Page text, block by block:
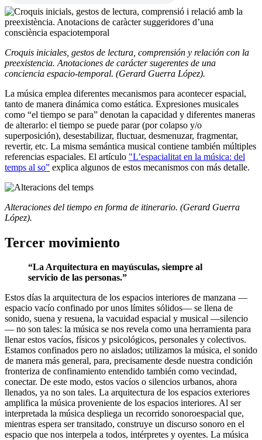
Croquis iniciales, gestos de lectura, comprensión y relación con la
preexistencia. Anotaciones de carácter sugerentes de una
conciencia espacio-temporal. (Gerard Guerra López).
La música emplea diferentes mecanismos para acontecer espacial,
tanto de manera dinámica como estática. Expresiones musicales
como “el tiempo se para” denotan la capacidad y diferentes maneras
de alterarlo: el tiempo se puede parar (por colapso y/o
superposición), desestabilizar, fluctuar, desmenuzar, fragmentar,
revertir, etc. La misma semántica musical contiene también múltiples
referencias espaciales. El artículo "L’espacialitat en la música: del
temps al so” explica algunos de estos mecanismos con más detalle.
Alteraciones del tiempo en forma de itinerario. (Gerard Guerra
López).
Tercer movimiento
“La Arquitectura en mayúsculas, siempre al
servicio de las personas.”
Estos días la arquitectura de los espacios interiores de manzana —
espacio vacío confinado por unos límites sólidos— se llena de
sonido, suena y resuena, la vacuidad espacial y musical —silencio
— no son tales: la música se nos revela como una herramienta para
llenar estos vacíos, físicos y psicológicos, personales y colectivos.
Estamos confinados pero no aislados; utilizamos la música, el sonido
de manera más general, para, precisamente desde nuestra condición
fronteriza de confinamiento entendido también como vecindad,
conectar. De este modo, estos vacíos o silencios urbanos, ahora
llenados, ya no son tales. La arquitectura de los espacios exteriores
amplifica la música proveniente de los espacios interiores. Al ser
interpretada la música despliega un recorrido sonoroespacial que,
mientras espera ser transitado, construye un discurso sonoro en el
espacio que nos interpela a todos, intérpretes y oyentes. La música